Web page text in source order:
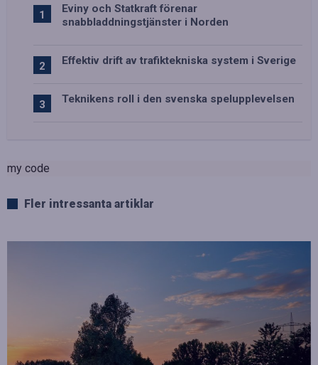
Eviny och Statkraft förenar
snabbladdningstjänster i Norden
Effektiv drift av trafiktekniska system i Sverige
Teknikens roll i den svenska spelupplevelsen
my code
Fler intressanta artiklar